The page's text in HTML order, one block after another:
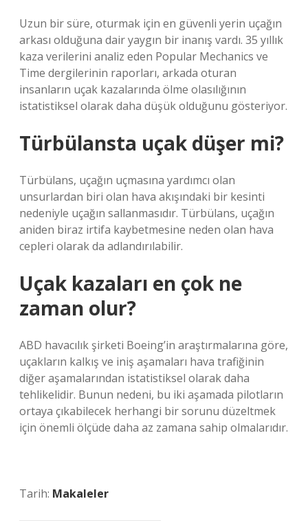
Uzun bir süre, oturmak için en güvenli yerin uçağın
arkası olduğuna dair yaygın bir inanış vardı. 35 yıllık
kaza verilerini analiz eden Popular Mechanics ve
Time dergilerinin raporları, arkada oturan
insanların uçak kazalarında ölme olasılığının
istatistiksel olarak daha düşük olduğunu gösteriyor.
Türbülansta uçak düşer mi?
Türbülans, uçağın uçmasına yardımcı olan
unsurlardan biri olan hava akışındaki bir kesinti
nedeniyle uçağın sallanmasıdır. Türbülans, uçağın
aniden biraz irtifa kaybetmesine neden olan hava
cepleri olarak da adlandırılabilir.
Uçak kazaları en çok ne
zaman olur?
ABD havacılık şirketi Boeing’in araştırmalarına göre,
uçakların kalkış ve iniş aşamaları hava trafiğinin
diğer aşamalarından istatistiksel olarak daha
tehlikelidir. Bunun nedeni, bu iki aşamada pilotların
ortaya çıkabilecek herhangi bir sorunu düzeltmek
için önemli ölçüde daha az zamana sahip olmalarıdır.
Tarih: Makaleler